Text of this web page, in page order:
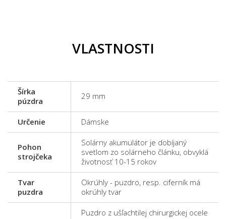
VLASTNOSTI
Šírka
púzdra
29 mm
Určenie Dámske
Pohon
strojčeka
Solárny akumulátor je dobíjaný
svetlom zo solárneho článku, obvyklá
životnosť 10-15 rokov
Tvar
puzdra
Okrúhly - puzdro, resp. ciferník má
okrúhly tvar
Puzdro z ušľachtilej chirurgickej ocele